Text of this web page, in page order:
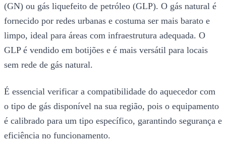
(GN) ou gás liquefeito de petróleo (GLP). O gás natural é
fornecido por redes urbanas e costuma ser mais barato e
limpo, ideal para áreas com infraestrutura adequada. O
GLP é vendido em botijões e é mais versátil para locais
sem rede de gás natural.
É essencial verificar a compatibilidade do aquecedor com
o tipo de gás disponível na sua região, pois o equipamento
é calibrado para um tipo específico, garantindo segurança e
eficiência no funcionamento.